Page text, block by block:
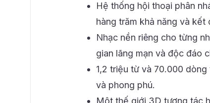
Hệ thống hội thoại phân
hàng trăm khả năng và kết
Nhạc nền riêng cho từng
gian lãng mạn và độc đáo
1,2 triệu từ và 70.000
và phong phú.